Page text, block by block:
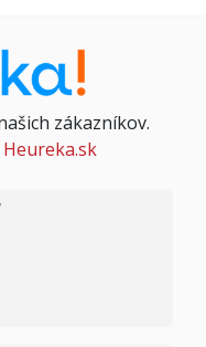
zákazníkov.